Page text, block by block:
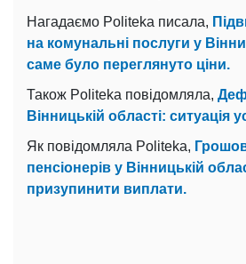
Нагадаємо Politeka писала,
на комунальні послуги у
саме було переглянуто ціни.
Також Politeka повідомляла,
Вінницькій області: ситуація
Як повідомляла Politeka,
пенсіонерів у Вінницькій
призупинити виплати.